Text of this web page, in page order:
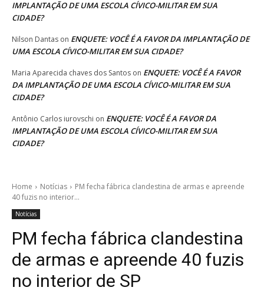
IMPLANTAÇÃO DE UMA ESCOLA CÍVICO-MILITAR EM SUA
CIDADE?
Nilson Dantas on ENQUETE: VOCÊ É A FAVOR DA IMPLANTAÇÃO DE
UMA ESCOLA CÍVICO-MILITAR EM SUA CIDADE?
Maria Aparecida chaves dos Santos on ENQUETE: VOCÊ É A FAVOR
DA IMPLANTAÇÃO DE UMA ESCOLA CÍVICO-MILITAR EM SUA
CIDADE?
Antônio Carlos iurovschi on ENQUETE: VOCÊ É A FAVOR DA
IMPLANTAÇÃO DE UMA ESCOLA CÍVICO-MILITAR EM SUA
CIDADE?